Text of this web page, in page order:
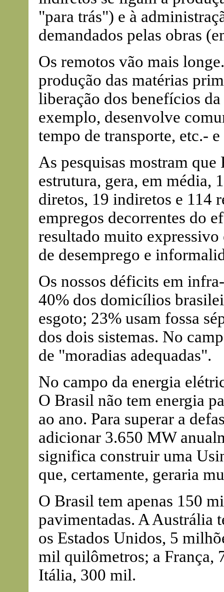
"para trás") e à
demandados pelas obras
Os remotos vão mais
produção das matérias
liberação dos benefícios
exemplo, desenvolve
tempo de transporte, etc.-
As pesquisas mostram
estrutura, gera, em média,
diretos, 19 indiretos e 114
empregos decorrentes do
resultado muito expressivo
de desemprego e
Os nossos déficits em
40% dos domicílios
esgoto; 23% usam fossa
dos dois sistemas. No
de "moradias adequadas".
No campo da energia
O Brasil não tem energia
ao ano. Para superar a
adicionar 3.650 MW
significa construir uma
que, certamente, geraria
O Brasil tem apenas 150
pavimentadas. A Austrália
os Estados Unidos, 5
mil quilômetros; a França,
Itália, 300 mil.